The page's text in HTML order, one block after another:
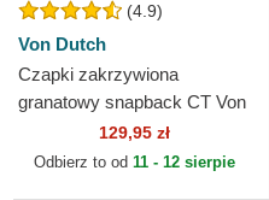
(4.9)
Von Dutch
Czapki zakrzywiona
granatowy snapback CT Von
129,95 zł
Odbierz to od 11 - 12 sierpie